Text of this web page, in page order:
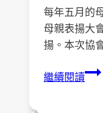
每年五月的
母親表揚大
揚。本次協
繼續閱讀《